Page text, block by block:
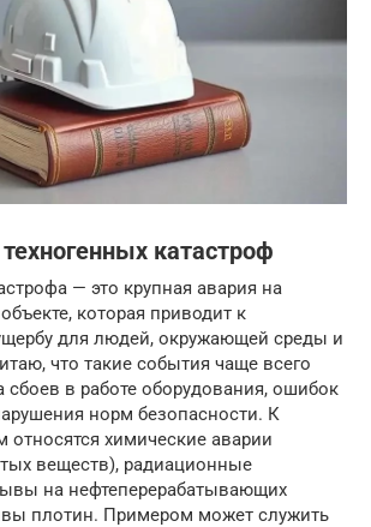
катастроф
— это крупная авария на
которая приводит к
для людей, окружающей среды и
что такие события чаще всего
сбоев в работе оборудования, ошибок
норм безопасности. К
химические аварии
веществ), радиационные
на нефтеперерабатывающих
плотин. Примером может служить